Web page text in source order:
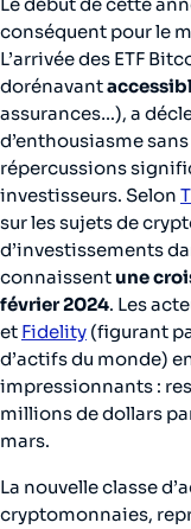
conséquent pour le
L’arrivée des ETF
dorénavant
assurances…), a
d’enthousiasme
répercussions
investisseurs. Selon
sur les sujets de
d’investissements
connaissentune
février 2024. Les
et Fidelity (figurant
d’actifs du monde)
impressionnants :
millions de dollars
mars.
La nouvelle classe
cryptomonnaies,